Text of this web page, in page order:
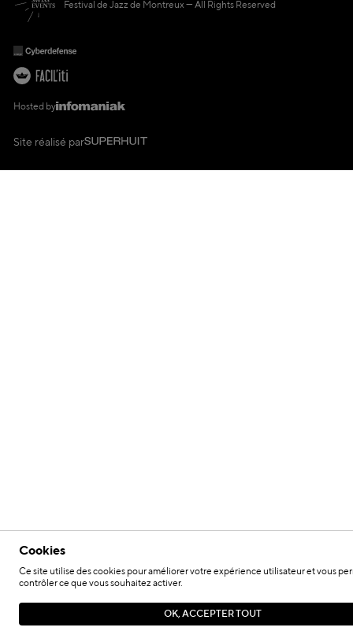
Cookies
Ce site utilise des cookies pour améliorer votre expérience utilisateur et vous
contrôler ce que vous souhaitez activer.
OK, ACCEPTER TOUT
Festival de Jazz de Montreux — All Rights Reserved
Hosted by
Site réalisé par